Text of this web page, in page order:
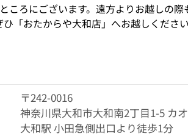
ころにございます。遠方よりお越しの
「おたからや大和店」へお越しくださ
〒242-0016
神奈川県大和市大和南2丁目1-5 カ
大和駅 小田急側出口より徒歩1分